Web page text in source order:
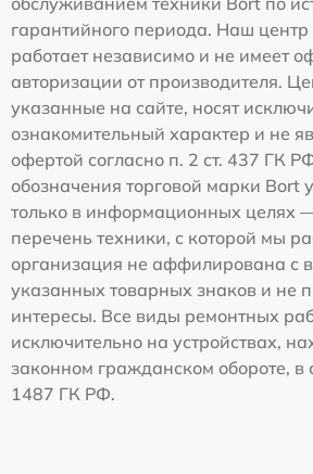
гарантийного периода. Наш центр
работает независимо и не имеет
авторизации от производителя.
указанные на сайте, носят
ознакомительный характер и не
офертой согласно п. 2 ст. 437 ГК
обозначения торговой марки Bort
только в информационных целях
перечень техники, с которой мы
организация не аффилирована с
указанных товарных знаков и не
интересы. Все виды ремонтных
исключительно на устройствах,
законном гражданском обороте, в
1487 ГК РФ.